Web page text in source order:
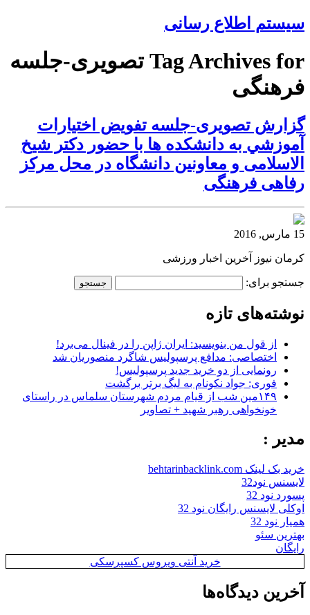
سیستم اطلاع رسانی
Tag Archives for تصویری-جلسه
فرهنگی
گزارش تصویری-جلسه تفويض اختيارات
آموزشي به دانشكده ها با حضور دکتر شیخ
الاسلامی و معاونین دانشگاه در محل مرکز
رفاهی فرهنگی
15 مارس, 2016
کرمان نیوز آخرین اخبار ورزشی
جستجو برای:
نوشته‌های تازه
از قول من بنویسید: ایران ژاپن را در فینال می‌برد!
اختصاصی: مدافع پرسپولیس شاگرد منصوریان شد
رونمایی از دو خرید جدید پرسپولیس!
فوری: جواد نکونام به لیگ برتر برگشت
۱۴۹مین شب از قیام مردم شهرستان سلماس در راستای
خونخواهی رهبر شهید + تصاویر
مدیر :
خرید بک لینک behtarinbacklink.com
لایسنس نود32
پسورد نود 32
اوکلی لایسنس رایگان نود 32
همیار نود 32
بهترین سئو
رایگان
خرید آنتی ویروس کسپرسکی
آخرین دیدگاه‌ها